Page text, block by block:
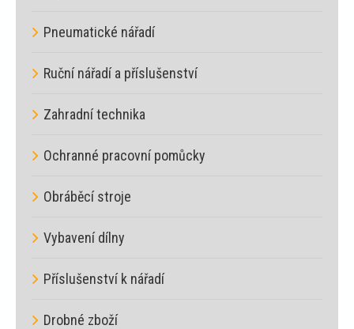
Pneumatické nářadí
Ruční nářadí a příslušenství
Zahradní technika
Ochranné pracovní pomůcky
Obráběcí stroje
Vybavení dílny
Příslušenství k nářadí
Drobné zboží